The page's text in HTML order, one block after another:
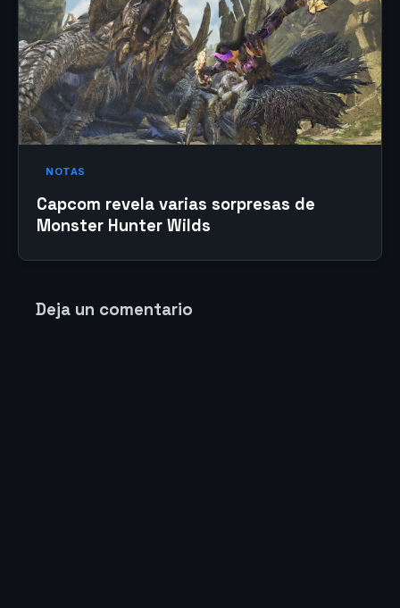
NOTAS
Capcom revela varias sorpresas de
Monster Hunter Wilds
Deja un comentario